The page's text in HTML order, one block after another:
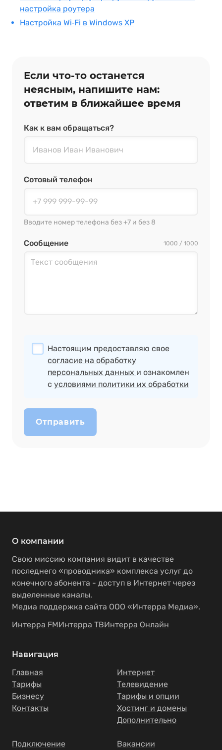
настройка роутера
Настройка Wi‑Fi в Windows XP
Если что‑то останется
неясным, напишите нам:
ответим в ближайшее время
Как к вам обращаться?
Сотовый телефон
Вводите номер телефона без +7 и без 8
Сообщение 1000 / 1000
Настоящим предоставляю свое
согласие на обработку
персональных данных и ознакомлен
с условиями политики их обработки
Отправить
О компании
Свою миссию компания видит в качестве
последнего «проводника» комплекса услуг до
конечного абонента - доступ в Интернет через
выделенные каналы.
Медиа поддержка сайта ООО «Интерра Медиа».
Интерра FMИнтерра ТВИнтерра Онлайн
Навигация
Главная
Тарифы
Бизнесу
Контакты
Интернет
Телевидение
Тарифы и опции
Хостинг и домены
Дополнительно
Подключение
Вакансии